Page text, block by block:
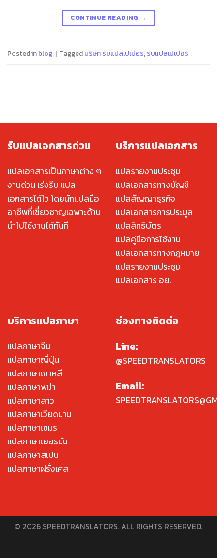
CONTINUE READING →
Posted inblog | Taggedบริษัท รับแปลเปเปอร์,รับแปลเปเปอร์
รับแปลเอกสารด่วน
แปลเอกสารเป็นภาษาต่าง ๆ
งานด่วน เร่งรีบ แปล
เอกสารได้ไว โดยนักแปลมือ
อาชีพที่เชี่ยวชาญเฉพาะด้าน
นำไปใช้งานได้ทันที
บริการแปลเอกสาร
แปลรายงานประชุม
แปลเอกสารทางบัญชี
แปลสัญญาธุรกิจ
แปลเอกสารการประมูล
แปลสิทธิบัตร
แปลคู่มือการใช้งาน
แปลเอกสารทางกฎหมาย
แปลรายงานประชุม
แปลเอกสาร อย.
บริการแปลภาษา
แปลภาษาจีน
แปลภาษาญี่ปุ่น
แปลภาษาเกาหลี
แปลภาษาพม่า
แปลภาษาลาว
แปลภาษาเวียดนาม
แปลภาษาเขมร
แปลภาษาเยอรมัน
แปลภาษาสเปน
แปลภาษาฝรั่งเศส
ช่องทางติดต่อ
Line:
@SPEEDTRANSLATORS
Email:
© 2026 SPEEDTRANSLATORS. ALL RIGHTS RESERVED.